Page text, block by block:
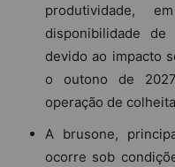
produtividade,
disponibilidade
devido ao impacto
o outono de
operação de
A brusone,
ocorre sob